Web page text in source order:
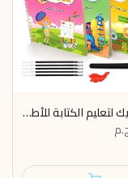
كتب ماجيك لتعليم الكتابة للأطفال - الحروف العربية👦✍️ 4 كتب بالحبر السحري يختفي تلقائيًا